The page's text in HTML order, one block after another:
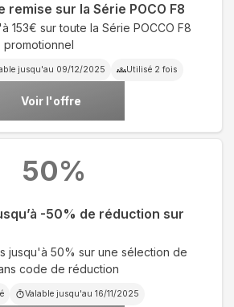
remise sur la Série POCO F8
153€ sur toute la Série POCCO F8
promotionnel
jusqu'au 09/12/2025 Utilisé 2 fois
Voir l'offre
-50% de réduction sur
jusqu'à 50% sur une sélection de
code de réduction
Valable jusqu'au 16/11/2025
50%